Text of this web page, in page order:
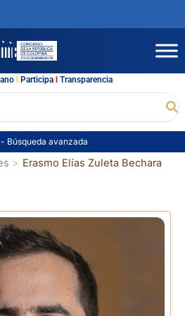
l Participal Transparencia
- Búsqueda avanzada
Erasmo Elías Zuleta Bechara